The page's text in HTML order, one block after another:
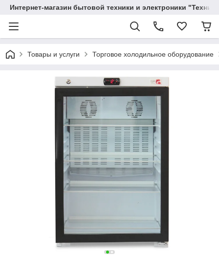
Интернет-магазин бытовой техники и электроники
Товары и услуги Торговое холодильное оборудование